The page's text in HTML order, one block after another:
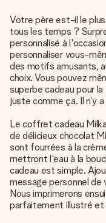
Votre père est-il le
tous les temps ?
personnalisé à
personnaliser vous-
des motifs amusants,
choix. Vous pouvez
superbe cadeau pour
juste comme ça. Il n’y
Le coffret cadeau
de délicieux chocolat
sont fourrées à la
mettront l'eau à la
cadeau est simple.
message personnel
Nous imprimerons
parfaitement illustré et